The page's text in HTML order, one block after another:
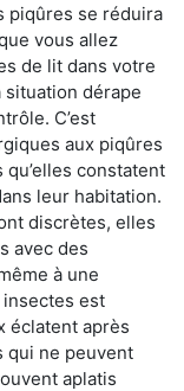
piqûres se réduira
vous allez
de lit dans votre
situation dérape
C’est
aux piqûres
constatent
leur habitation.
discrètes, elles
avec des
à une
insectes est
éclatent après
qui ne peuvent
aplatis